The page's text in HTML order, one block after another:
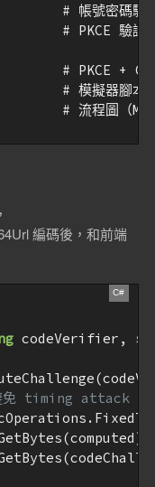
# 帳號密碼驗
# PKCE 驗證
# PKCE + CSP
# 模擬器腳本（
# 流程圖（
編碼後，和前端
codeVerifier,
免 timing attack